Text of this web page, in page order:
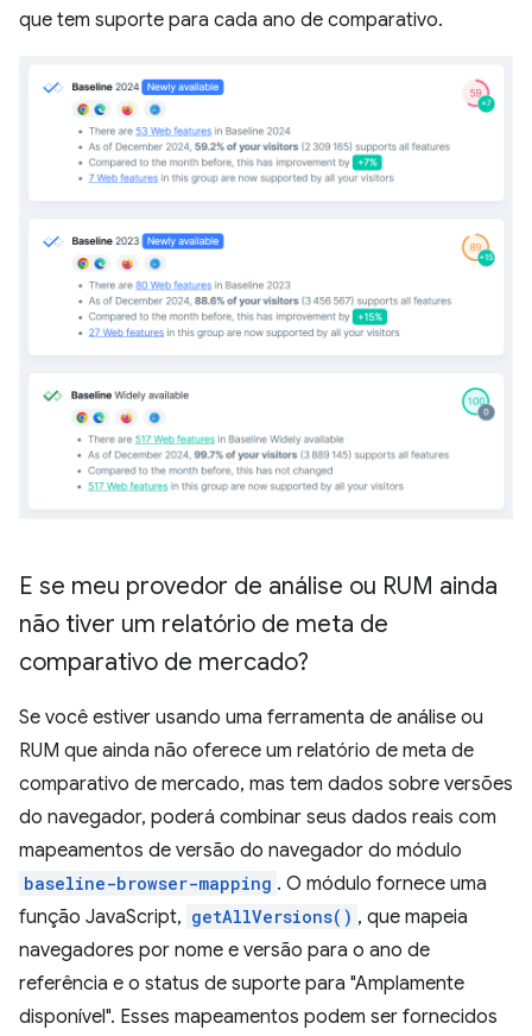
que tem suporte para cada ano de comparativo.
E se meu provedor de análise ou RUM ainda
não tiver um relatório de meta de
comparativo de mercado?
Se você estiver usando uma ferramenta de análise ou
RUM que ainda não oferece um relatório de meta de
comparativo de mercado, mas tem dados sobre versões
do navegador, poderá combinar seus dados reais com
mapeamentos de versão do navegador do módulo
baseline-browser-mapping . O módulo fornece uma
função JavaScript, getAllVersions() , que mapeia
navegadores por nome e versão para o ano de
referência e o status de suporte para "Amplamente
disponível". Esses mapeamentos podem ser fornecidos